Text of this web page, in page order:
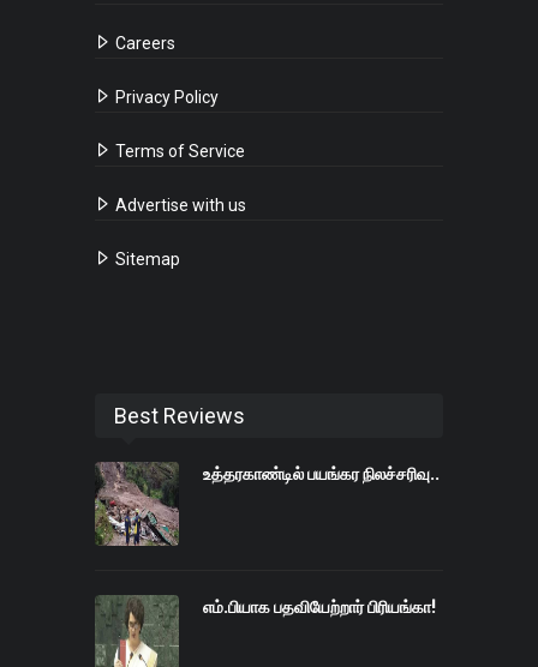
Careers
Privacy Policy
Terms of Service
Advertise with us
Sitemap
Best Reviews
உத்தரகாண்டில் பயங்கர நிலச்சரிவு..
எம்.பியாக பதவியேற்றார் பிரியங்கா!